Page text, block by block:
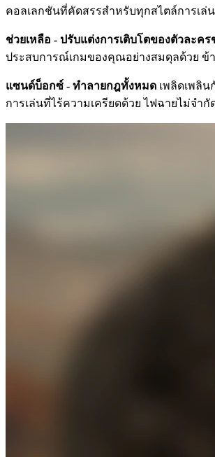
คอลเลกชันที่คัดสรรสำหรับทุกสไตล์การเล่น
ช่วยเหลือ - ปรับแต่งการเติบโตของตัวละค
ประสบการณ์เกมของคุณอย่างสมดุลด้วย ข้
แซนด์บ็อกซ์ - ทำลายกฎทั้งหมด เพลิดเพลิน
การเล่นที่ไร้ความเครียดด้วย ไฟฉายไม่จำกั